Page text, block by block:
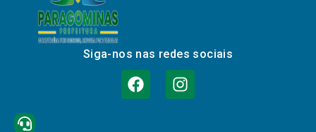
Siga-nos nas redes sociais